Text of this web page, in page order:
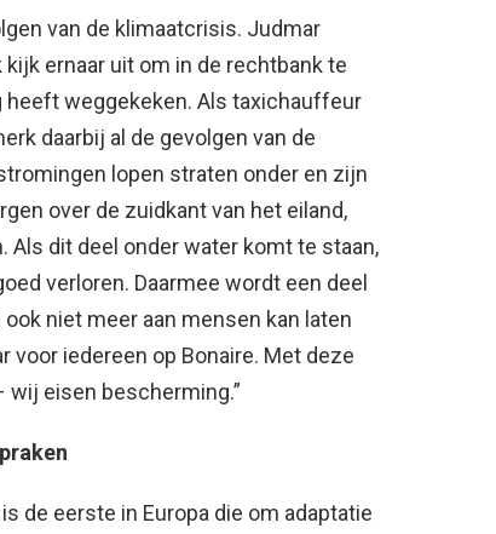
van de klimaatcrisis. Judmar
kijk ernaar uit om in de rechtbank te
heeft weggekeken. Als taxichauffeur
daarbij al de gevolgen van de
lopen straten onder en zijn
over de zuidkant van het eiland,
dit deel onder water komt te staan,
verloren. Daarmee wordt een deel
niet meer aan mensen kan laten
voor iedereen op Bonaire. Met deze
eisen bescherming.”
de eerste in Europa die om adaptatie